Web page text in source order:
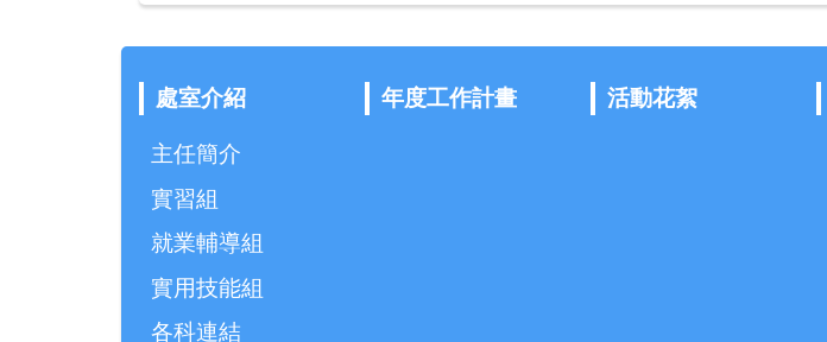
處室介紹
主任簡介
實習組
就業輔導組
實用技能組
各科連結
年度工作計畫 活動花絮